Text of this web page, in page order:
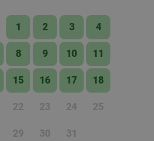
1 2 3 4
8 9 10 11
15 16 17 18
22 23 24 25
29 30 31